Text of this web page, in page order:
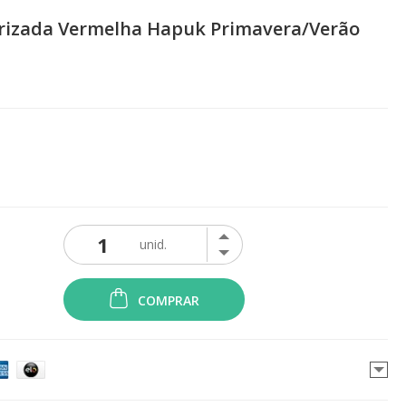
Vermelha Hapuk Primavera/Verão
COMPRAR